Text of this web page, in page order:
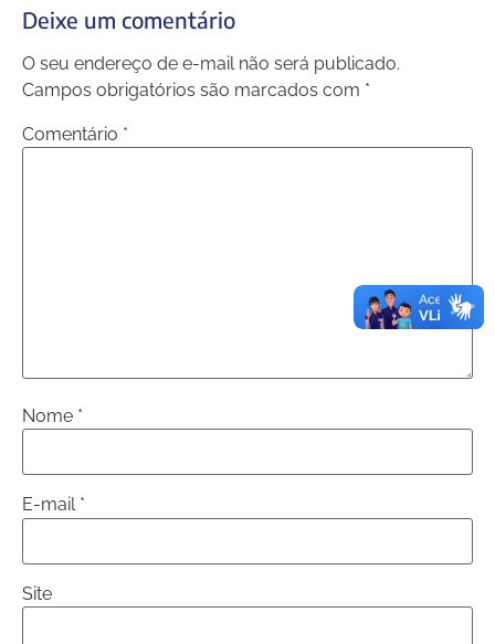
Deixe um comentário
O seu endereço de e-mail não será publicado.
Campos obrigatórios são marcados com *
Comentário *
Nome *
E-mail *
Site